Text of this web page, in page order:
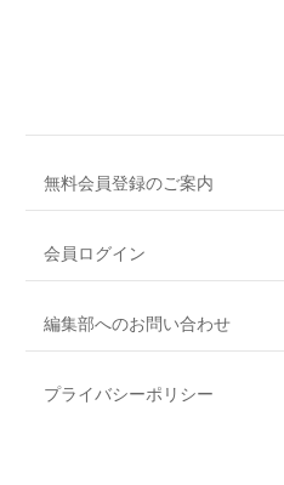
無料会員登録のご案内
会員ログイン
編集部へのお問い合わせ
プライバシーポリシー